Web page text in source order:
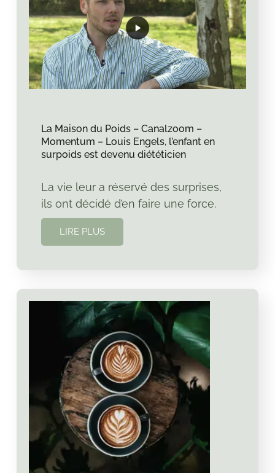
La Maison du Poids – Canalzoom –
Momentum – Louis Engels, l’enfant en
surpoids est devenu diététicien
La vie leur a réservé des surprises,
ils ont décidé d’en faire une force.
LIRE PLUS